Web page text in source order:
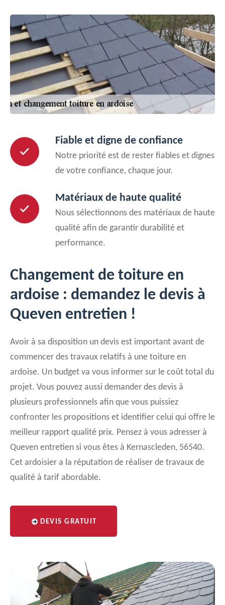
Fiable et digne de confiance
Notre priorité est de rester fiables et dignes
de votre confiance, chaque jour.
Matériaux de haute qualité
Nous sélectionnons des matériaux de haute
qualité afin de garantir durabilité et
performance.
Changement de toiture en
ardoise : demandez le devis à
Queven entretien !
Avoir à sa disposition un devis est important avant de
commencer des travaux relatifs à une toiture en
ardoise. Un budget va vous informer sur le coût total du
projet. Vous pouvez aussi demander des devis à
plusieurs professionnels afin que vous puissiez
confronter les propositions et identifier celui qui offre le
meilleur rapport qualité prix. Pensez à vous adresser à
Queven entretien si vous êtes à Kernascleden, 56540.
Cet ardoisier a la réputation de réaliser de travaux de
qualité à tarif abordable.
DEVIS GRATUIT